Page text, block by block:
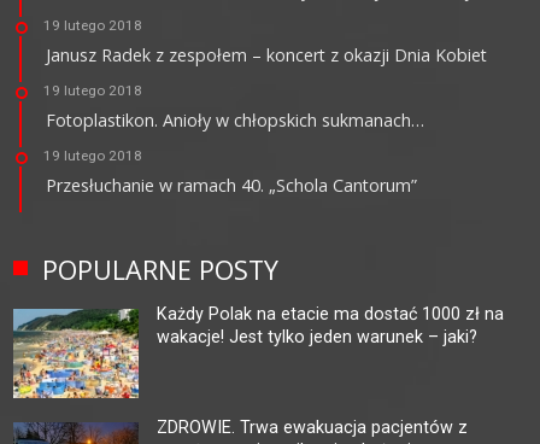
19 lutego 2018
Janusz Radek z zespołem – koncert z okazji Dnia Kobiet
19 lutego 2018
Fotoplastikon. Anioły w chłopskich sukmanach…
19 lutego 2018
Przesłuchanie w ramach 40. „Schola Cantorum”
POPULARNE POSTY
Każdy Polak na etacie ma dostać 1000 zł na
wakacje! Jest tylko jeden warunek – jaki?
ZDROWIE. Trwa ewakuacja pacjentów z